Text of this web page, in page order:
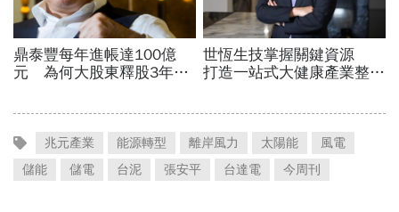
兆元產業 能源轉型 離岸風力 太陽能
風電
儲能
儲電 台泥 張安平 台達電 今周刊